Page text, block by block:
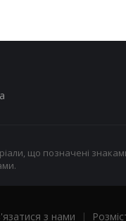
що позначені
з нами |